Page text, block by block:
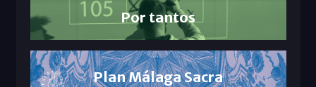
Por tantos
Plan Málaga Sacra